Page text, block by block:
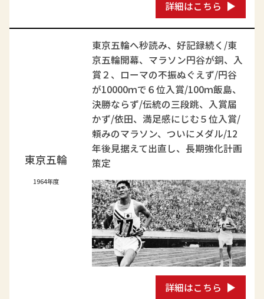
詳細はこちら
東京五輪
1964年度
東京五輪へ秒読み、好記録続く/東
京五輪開幕、マラソン円谷が銅、入
賞２、ローマの不振ぬぐえず/円谷
が10000ｍで６位入賞/100ｍ飯島、
決勝ならず/伝統の三段跳、入賞届
かず/依田、満足感にじむ５位入賞/
頼みのマラソン、ついにメダル/12
年後見据えて出直し、長期強化計画
策定
詳細はこちら